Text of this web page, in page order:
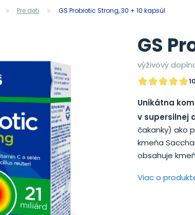
Pre deti GS Probiotic Strong, 30 + 10 kapsúl
GS
výživový
Unikátna
v supersilnej
čakanky) ako
kmeňa
obsahuje
Viac o